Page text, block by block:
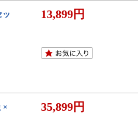
ッ
13,899円
×
35,899円